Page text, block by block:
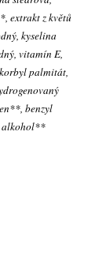
extrakt z květů
kyselina
vitamín E,
palmitát,
benzyl
alkohol**